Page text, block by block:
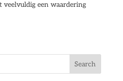
veelvuldig een waardering